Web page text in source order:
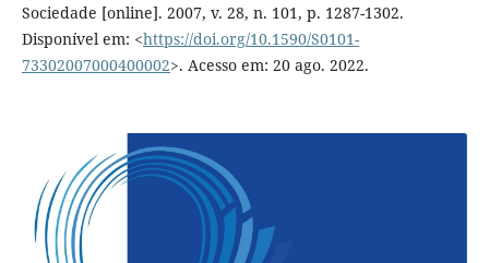
Sociedade [online]. 2007, v. 28, n. 101, p. 1287-1302.
Disponível em: <https://doi.org/10.1590/S0101-
73302007000400002>. Acesso em: 20 ago. 2022.